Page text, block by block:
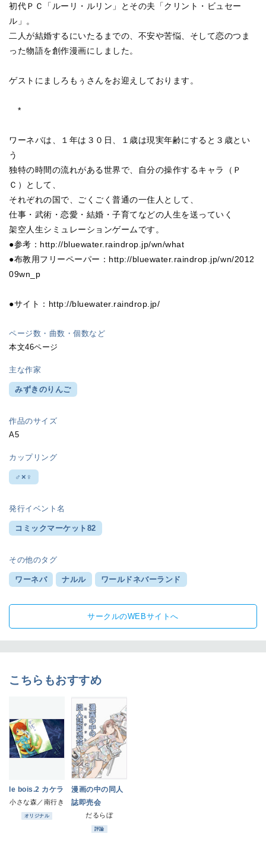
初代ＰＣ「ルーリ・ルリン」とその夫「クリント・ビュセー
ル」。
二人が結婚するにいたるまでの、不安や苦悩、そして恋のつま
った物語を創作漫画にしました。
ゲストにましろもぅさんをお迎えしております。
*
ワーネバは、１年は３０日、１歳は現実年齢にすると３歳とい
う
独特の時間の流れがある世界で、自分の操作するキャラ（Ｐ
Ｃ）として、
それぞれの国で、ごくごく普通の一住人として、
仕事・武術・恋愛・結婚・子育てなどの人生を送っていく
架空人生シミュレーションゲームです。
●参考：http://bluewater.raindrop.jp/wn/what
●布教用フリーペーパー：http://bluewater.raindrop.jp/wn/2012
09wn_p
●サイト：http://bluewater.raindrop.jp/
ページ数・曲数・個数など
本文46ページ
主な作家
みずきのりんご
作品のサイズ
A5
カップリング
♂×♀
発行イベント名
コミックマーケット82
その他のタグ
ワーネバ ナルル ワールドネバーランド
サークルのWEBサイトへ
こちらもおすすめ
le bois.2 カケラ
小さな森／南行き
オリジナル
漫画の中の同人
誌即売会
だるらぼ
評論